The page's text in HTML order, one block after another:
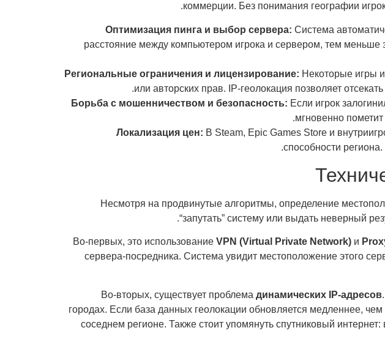
коммерции. Без понимания географии
Оптимизация пинга и выбор сервера: Система
расстояние между компьютером игрока и сервером, тем
Региональные ограничения и лицензирование: Некоторые игры
или авторских прав. IP-геолокация позволяет
Борьба с мошенничеством и безопасность: Если игрок
мгновенно
Локализация цен: В Steam, Epic Games Store и
способности
Несмотря на продвинутые алгоритмы, определение
“запутать” систему или выдать неверный
Во-первых, это использование VPN (Virtual Private Network) и
сервера-посредника. Система увидит местоположение этого
Во-вторых, существует проблема динамических IP-адресов
городах. Если база данных геолокации обновляется медленнее,
соседнем регионе. Также стоит упомянуть спутниковый